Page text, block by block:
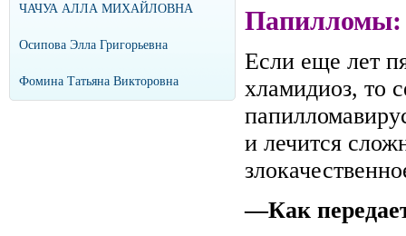
ЧАЧУА АЛЛА МИХАЙЛОВНА
Осипова Элла Григорьевна
Фомина Татьяна Викторовна
Папилломы:
Если еще лет
хламидиоз, то
и лечится
—Как